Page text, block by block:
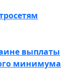
выплаты
минимума